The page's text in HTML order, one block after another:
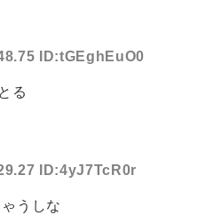
ID:tGEghEuO0
る
ID:4yJ7TcR0r
うしな